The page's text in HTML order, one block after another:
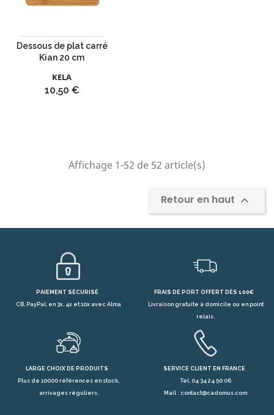
Dessous de plat carré
Kian 20 cm
KELA
Prix
10,50 €
Affichage 1-52 de 52 article(s)
Retour en haut 
PAIEMENT SÉCURISÉ
CB, PayPal, en 3x, 4x et 10x avec Alma
FRAIS DE PORT OFFERT DÈS 100€
Livraison gratuite à domicile ou en point
relais.
LARGE CHOIX DE PRODUITS
Plus de 10000 références en stock,
arrivages réguliers.
SERVICE CLIENT EN FRANCE
Tel. 04 34 24 50 06
Mail : contact@cadomus.com